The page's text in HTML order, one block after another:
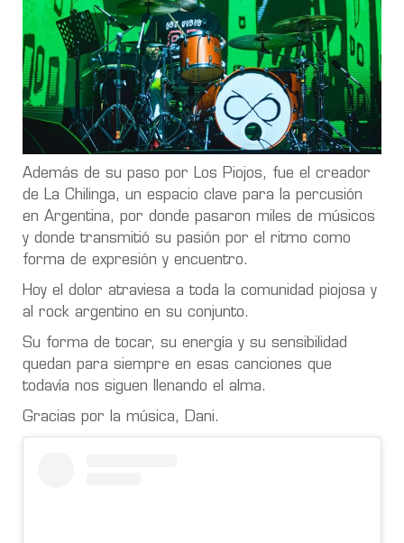
Además de su paso por Los Piojos, fue el creador
de La Chilinga, un espacio clave para la percusión
en Argentina, por donde pasaron miles de músicos
y donde transmitió su pasión por el ritmo como
forma de expresión y encuentro.
Hoy el dolor atraviesa a toda la comunidad piojosa y
al rock argentino en su conjunto.
Su forma de tocar, su energía y su sensibilidad
quedan para siempre en esas canciones que
todavía nos siguen llenando el alma.
Gracias por la música, Dani.